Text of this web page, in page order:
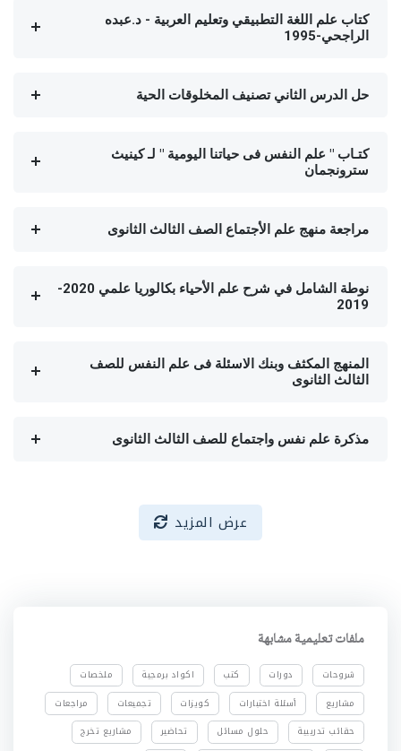
كتاب علم اللغة التطبيقي وتعليم العربية - د.عبده
الراجحي-1995
حل الدرس الثاني تصنيف المخلوقات الحية
كتـاب " علم النفس فى حياتنا اليومية " لـ كينيث
سترونجمان
مراجعة منهج علم الأجتماع الصف الثالث الثانوى
نوطة الشامل في شرح علم الأحياء بكالوريا علمي 2020-
2019
المنهج المكثف وبنك الاسئلة فى علم النفس للصف
الثالث الثانوى
مذكرة علم نفس واجتماع للصف الثالث الثانوى
عرض المزيد
ملفات تعليمية مشابهة
شروحات دورات كتب اكواد برمجية
ملخصات
مشاريع
أسئلة اختبارات كويزات تجميعات
مراجعات
حقائب تدريبية
حلول مسائل تحاضير
مشاريع تخرج